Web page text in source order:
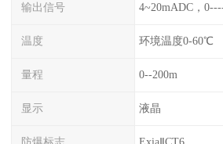
输出信号 4~20mADC，
温度 环境温度0-60℃
量程 0--200m
显示 液晶
防爆标志 ExiaⅡCT6